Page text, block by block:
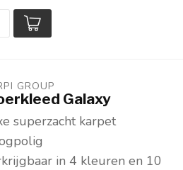
GROUP
Galaxy
superzacht karpet
in 4 kleuren en 10